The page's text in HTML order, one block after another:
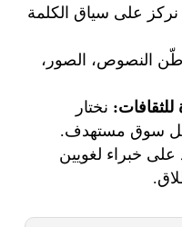
نركز على سياق الكلمة
النصوص، الصور،
للثقافات: نختار
كل سوق مستهدف.
على خبراء لغويين